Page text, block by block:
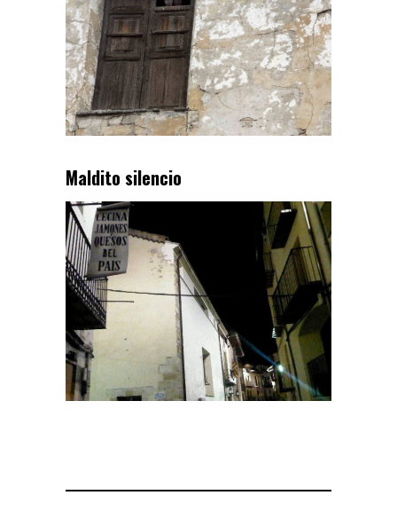
Maldito silencio